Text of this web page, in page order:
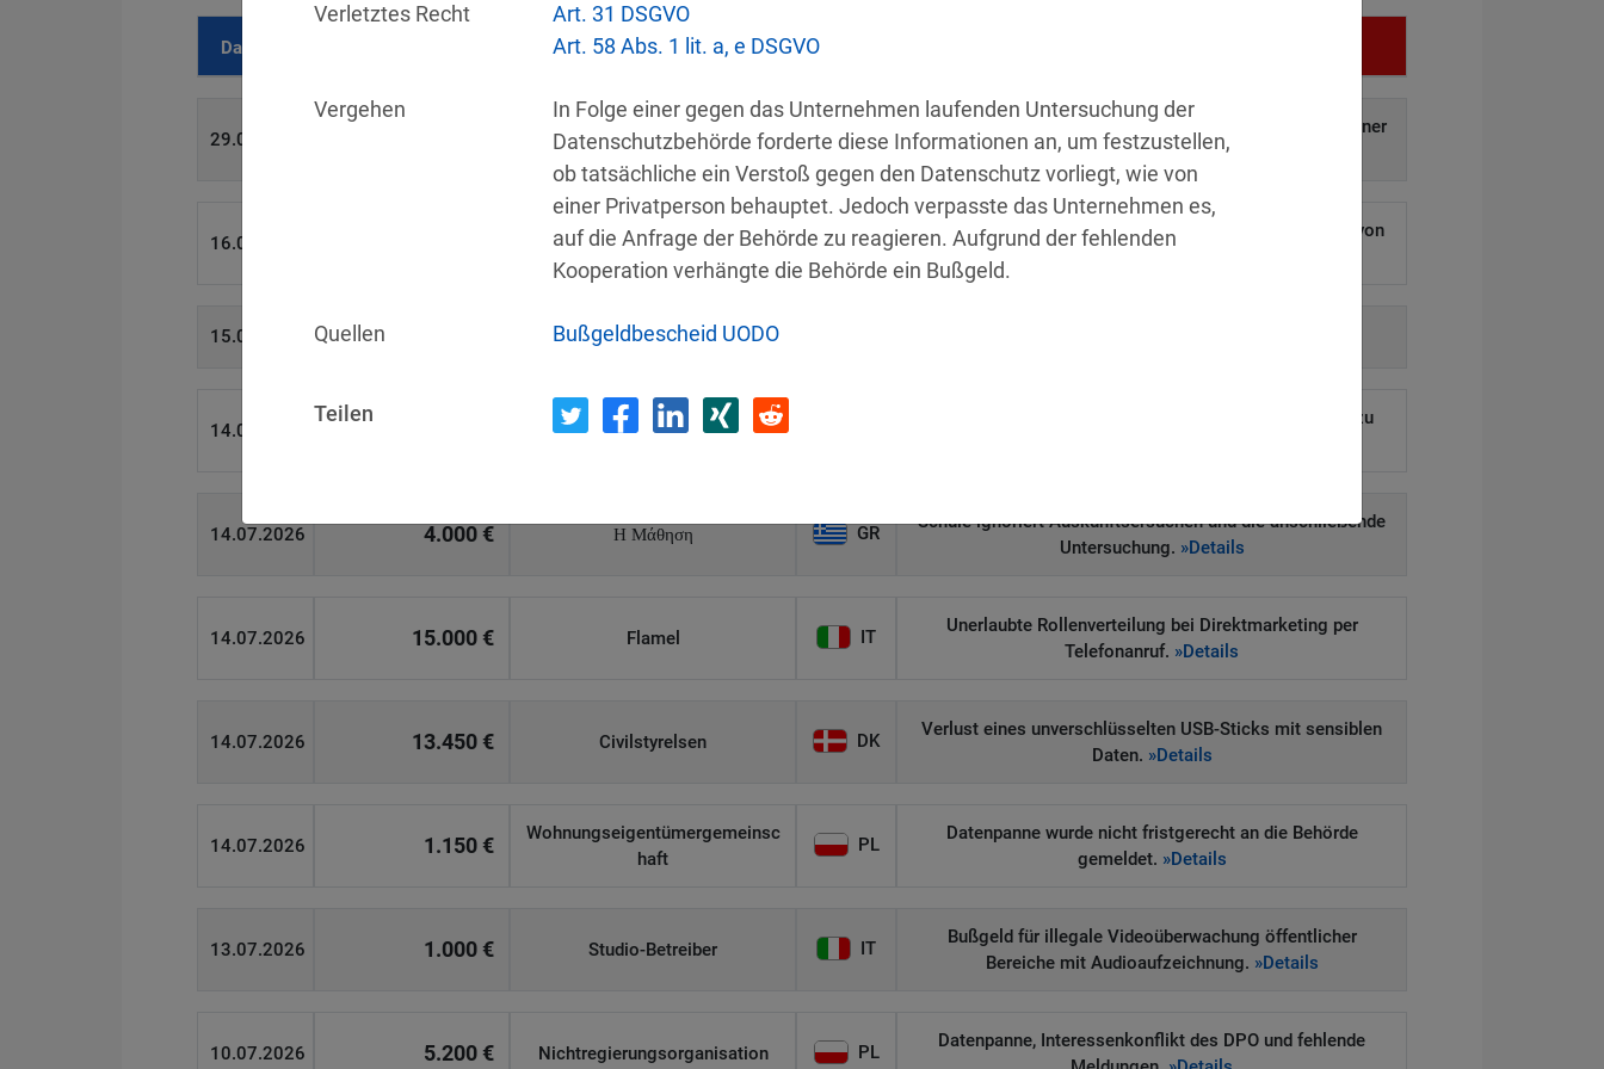
Datum Empfänger Land
29.07.2026 Privatperson AT
Unbefugter Zugriff auf und Weitergabe personenbezogener
Daten an Dritte.»Details
16.07.2026 Wind Tre IT
Sicherheitslücken ermöglichen Hackern den Diebstahl von
hunderttausenden Kundendaten.
15.07.2026 Privatperson
14.07.2026
Wirtschaftsprüfungsgesellschaf
E-Mail-Postfach eines ehemaligen Mitarbeiters blieb zu
14.07.2026 4.000 € Η Μάθηση GR
Schule ignoriert Auskunftsersuchen und die anschließende
Untersuchung. »Details
14.07.2026 15.000 € Flamel IT
Unerlaubte Rollenverteilung bei Direktmarketing per
Telefonanruf. »Details
14.07.2026 13.450 € Civilstyrelsen DK
Verlust eines unverschlüsselten USB-Sticks mit sensiblen
Daten. »Details
14.07.2026 1.150 €
Wohnungseigentümergemeinsc
haft
PL
Datenpanne wurde nicht fristgerecht an die Behörde
gemeldet. »Details
13.07.2026 1.000 € Studio-Betreiber IT
Bußgeld für illegale Videoüberwachung öffentlicher
Bereiche mit Audioaufzeichnung. »Details
10.07.2026 5.200 € Nichtregierungsorganisation PL
Datenpanne, Interessenkonflikt des DPO und fehlende
Verletztes Recht
Art. 31 DSGVO
Art. 58 Abs. 1 lit. a, e DSGVO
Vergehen
In Folge einer gegen das Unternehmen laufenden Untersuchung der
Datenschutzbehörde forderte diese Informationen an, um festzustellen,
ob tatsächliche ein Verstoß gegen den Datenschutz vorliegt, wie von
einer Privatperson behauptet. Jedoch verpasste das Unternehmen es,
auf die Anfrage der Behörde zu reagieren. Aufgrund der fehlenden
Kooperation verhängte die Behörde ein Bußgeld.
Quellen Bußgeldbescheid UODO
Teilen